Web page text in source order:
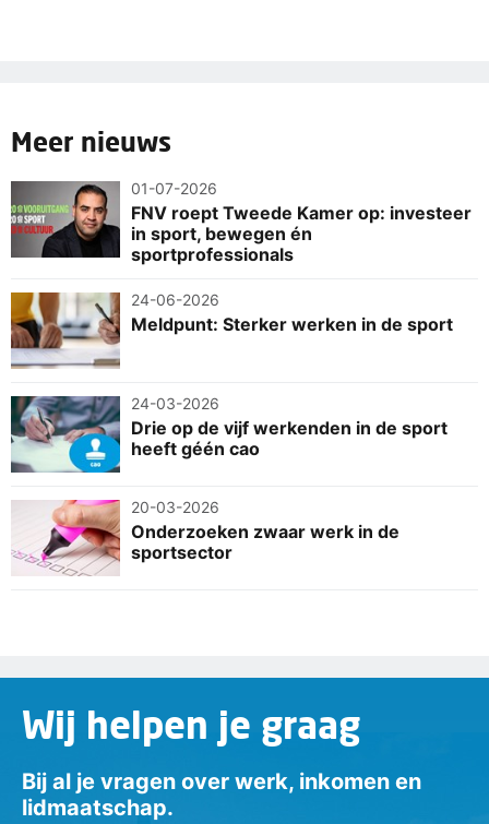
Meer nieuws
01-07-2026
FNV roept Tweede Kamer op: investeer
in sport, bewegen én
sportprofessionals
24-06-2026
Meldpunt: Sterker werken in de sport
24-03-2026
Drie op de vijf werkenden in de sport
heeft géén cao
20-03-2026
Onderzoeken zwaar werk in de
sportsector
Wij helpen je graag
Bij al je vragen over werk, inkomen en
lidmaatschap.